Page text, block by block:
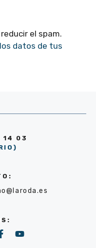
el spam.
datos de tus
03